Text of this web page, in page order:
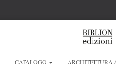
CATALOGO ARCHITETTURA